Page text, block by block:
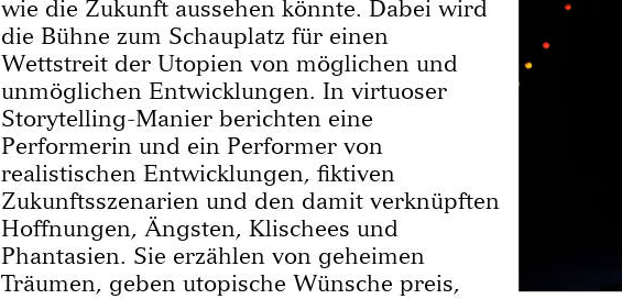
wie die Zukunft aussehen könnte. Dabei wird
die Bühne zum Schauplatz für einen
Wettstreit der Utopien von möglichen und
unmöglichen Entwicklungen. In virtuoser
Storytelling-Manier berichten eine
Performerin und ein Performer von
realistischen Entwicklungen, fiktiven
Zukunftsszenarien und den damit verknüpften
Hoffnungen, Ängsten, Klischees und
Phantasien. Sie erzählen von geheimen
Träumen, geben utopische Wünsche preis,